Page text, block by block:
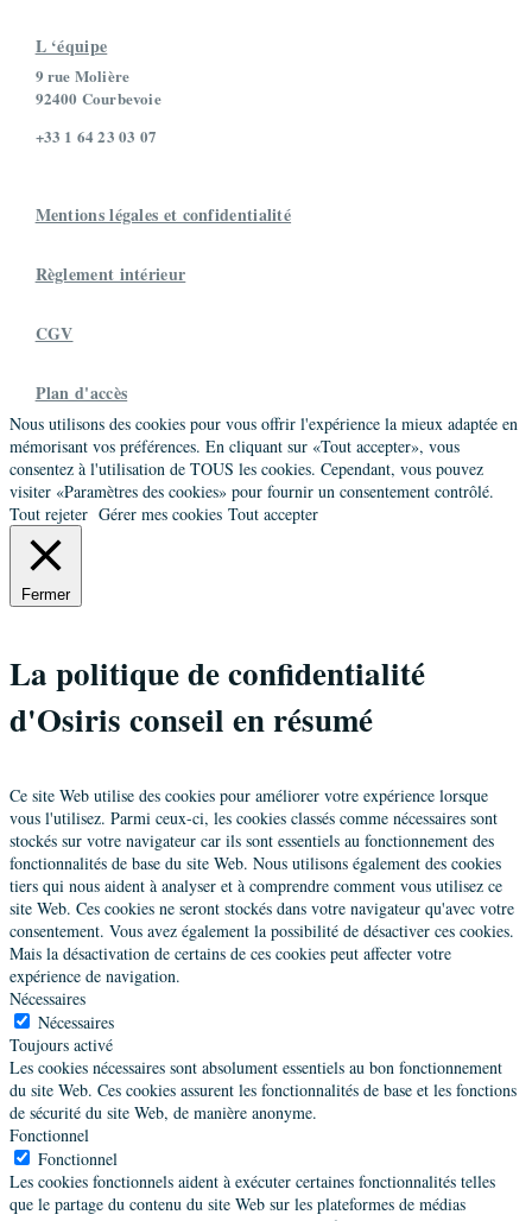
L ‘équipe
9 rue Molière
92400 Courbevoie
+33 1 64 23 03 07
Mentions légales et confidentialité
Règlement intérieur
CGV
Plan d'accès
Nous utilisons des cookies pour vous offrir l'expérience la mieux adaptée en
mémorisant vos préférences. En cliquant sur «Tout accepter», vous
consentez à l'utilisation de TOUS les cookies. Cependant, vous pouvez
visiter «Paramètres des cookies» pour fournir un consentement contrôlé.
Tout rejeter Gérer mes cookies Tout accepter
Fermer
La politique de confidentialité
d'Osiris conseil en résumé
Ce site Web utilise des cookies pour améliorer votre expérience lorsque
vous l'utilisez. Parmi ceux-ci, les cookies classés comme nécessaires sont
stockés sur votre navigateur car ils sont essentiels au fonctionnement des
fonctionnalités de base du site Web. Nous utilisons également des cookies
tiers qui nous aident à analyser et à comprendre comment vous utilisez ce
site Web. Ces cookies ne seront stockés dans votre navigateur qu'avec votre
consentement. Vous avez également la possibilité de désactiver ces cookies.
Mais la désactivation de certains de ces cookies peut affecter votre
expérience de navigation.
Nécessaires
Nécessaires
Toujours activé
Les cookies nécessaires sont absolument essentiels au bon fonctionnement
du site Web. Ces cookies assurent les fonctionnalités de base et les fonctions
de sécurité du site Web, de manière anonyme.
Fonctionnel
Fonctionnel
Les cookies fonctionnels aident à exécuter certaines fonctionnalités telles
que le partage du contenu du site Web sur les plateformes de médias